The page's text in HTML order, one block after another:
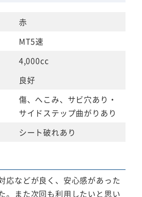
赤
MT5速
4,000cc
良好
傷、へこみ、サビ穴あり・
サイドステップ曲がりあり
シート破れあり
応などが良く、安心感があった
。また次回も利用したいと思い